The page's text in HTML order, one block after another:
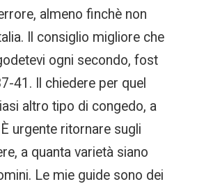
almeno finchè non
Il consiglio migliore che
ogni secondo, fost
41. Il chiedere per quel
altro tipo di congedo, a
urgente ritornare sugli
a quanta varietà siano
Le mie guide sono dei